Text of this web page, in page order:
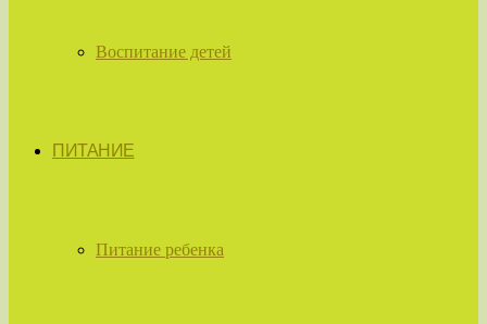
Воспитание детей
ПИТАНИЕ
Питание ребенка